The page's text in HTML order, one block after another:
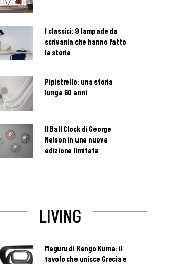
I classici: 9 lampade da
scrivania che hanno fatto
la storia
Pipistrello: una storia
lunga 60 anni
Il Ball Clock di George
Nelson in una nuova
edizione limitata
LIVING
Meguru di Kengo Kuma: il
tavolo che unisce Grecia e